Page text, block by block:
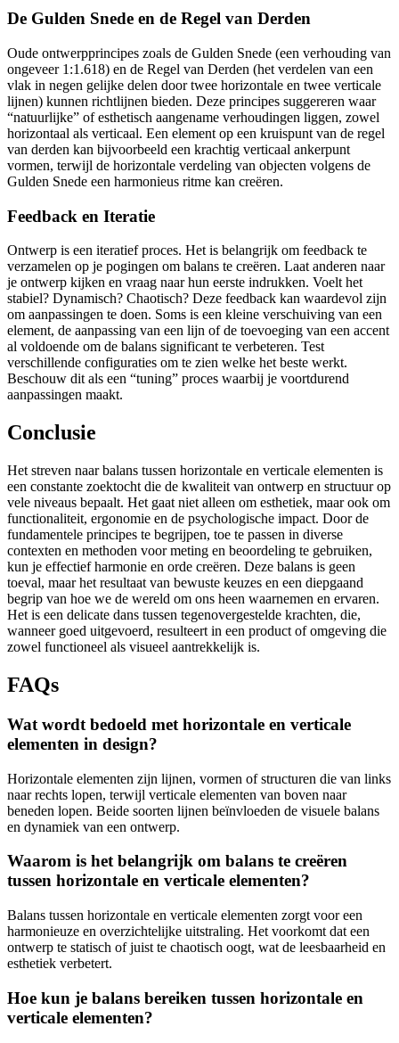
De Gulden Snede en de Regel van Derden
Oude ontwerpprincipes zoals de Gulden Snede (een verhouding van
ongeveer 1:1.618) en de Regel van Derden (het verdelen van een
vlak in negen gelijke delen door twee horizontale en twee verticale
lijnen) kunnen richtlijnen bieden. Deze principes suggereren waar
“natuurlijke” of esthetisch aangename verhoudingen liggen, zowel
horizontaal als verticaal. Een element op een kruispunt van de regel
van derden kan bijvoorbeeld een krachtig verticaal ankerpunt
vormen, terwijl de horizontale verdeling van objecten volgens de
Gulden Snede een harmonieus ritme kan creëren.
Feedback en Iteratie
Ontwerp is een iteratief proces. Het is belangrijk om feedback te
verzamelen op je pogingen om balans te creëren. Laat anderen naar
je ontwerp kijken en vraag naar hun eerste indrukken. Voelt het
stabiel? Dynamisch? Chaotisch? Deze feedback kan waardevol zijn
om aanpassingen te doen. Soms is een kleine verschuiving van een
element, de aanpassing van een lijn of de toevoeging van een accent
al voldoende om de balans significant te verbeteren. Test
verschillende configuraties om te zien welke het beste werkt.
Beschouw dit als een “tuning” proces waarbij je voortdurend
aanpassingen maakt.
Conclusie
Het streven naar balans tussen horizontale en verticale elementen is
een constante zoektocht die de kwaliteit van ontwerp en structuur op
vele niveaus bepaalt. Het gaat niet alleen om esthetiek, maar ook om
functionaliteit, ergonomie en de psychologische impact. Door de
fundamentele principes te begrijpen, toe te passen in diverse
contexten en methoden voor meting en beoordeling te gebruiken,
kun je effectief harmonie en orde creëren. Deze balans is geen
toeval, maar het resultaat van bewuste keuzes en een diepgaand
begrip van hoe we de wereld om ons heen waarnemen en ervaren.
Het is een delicate dans tussen tegenovergestelde krachten, die,
wanneer goed uitgevoerd, resulteert in een product of omgeving die
zowel functioneel als visueel aantrekkelijk is.
FAQs
Wat wordt bedoeld met horizontale en verticale
elementen in design?
Horizontale elementen zijn lijnen, vormen of structuren die van links
naar rechts lopen, terwijl verticale elementen van boven naar
beneden lopen. Beide soorten lijnen beïnvloeden de visuele balans
en dynamiek van een ontwerp.
Waarom is het belangrijk om balans te creëren
tussen horizontale en verticale elementen?
Balans tussen horizontale en verticale elementen zorgt voor een
harmonieuze en overzichtelijke uitstraling. Het voorkomt dat een
ontwerp te statisch of juist te chaotisch oogt, wat de leesbaarheid en
esthetiek verbetert.
Hoe kun je balans bereiken tussen horizontale en
verticale elementen?